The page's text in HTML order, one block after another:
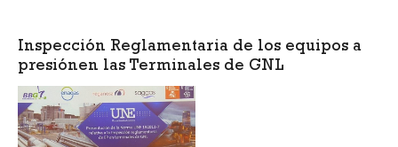
Inspección Reglamentaria de los equipos a
presiónen las Terminales de GNL